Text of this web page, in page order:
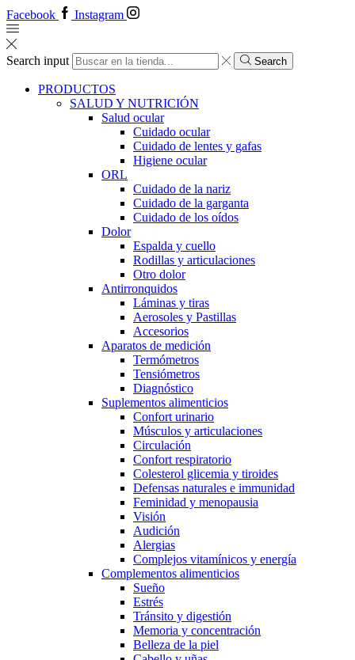
Facebook Instagram
Search input Search
PRODUCTOS
SALUD Y NUTRICIÓN
Salud ocular
Cuidado ocular
Cuidado de lentes y gafas
Higiene ocular
ORL
​​Cuidado de la nariz
​​Cuidado de la garganta
​​Cuidado de los oídos
Dolor
Espalda y cuello
Rodillas y articulaciones
Otro dolor
Antirronquidos
Láminas y tiras
Aerosoles y Pastillas
Accesorios
Aparatos de medición
Termómetros
Tensiómetros
Diagnóstico
Suplementos alimenticios
Confort urinario
Músculos y articulaciones
Circulación
Confort respiratorio
Colesterol glicemia y tiroides
Defensas naturales e immunidad
Feminidad y menopausia
Visión
Audición
Alergias
Complejos vitamínicos y energía
Complementos alimenticios
Sueño
Estrés
Tránsito y digestión
Memoria y concentración
Belleza de la piel